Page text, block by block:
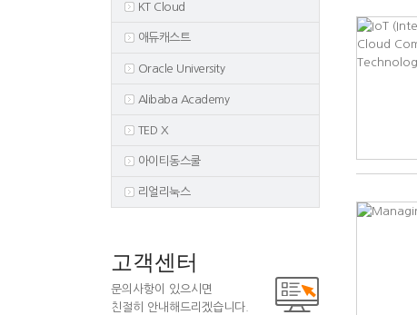
KT Cloud
애듀캐스트
Oracle University
Alibaba Academy
TED X
아이티동스쿨
리얼리눅스
고객센터
문의사항이 있으시면
친절히 안내해드리겠습니다.